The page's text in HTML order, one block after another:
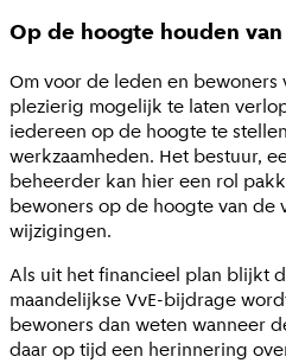
Op de hoogte houden van
Om voor de leden en bewoners
plezierig mogelijk te laten
iedereen op de hoogte te
werkzaamheden. Het bestuur,
beheerder kan hier een rol
bewoners op de hoogte van de
wijzigingen.
Als uit het financieel plan blijkt
maandelijkse VvE-bijdrage
bewoners dan weten wanneer
daar op tijd een herinnering